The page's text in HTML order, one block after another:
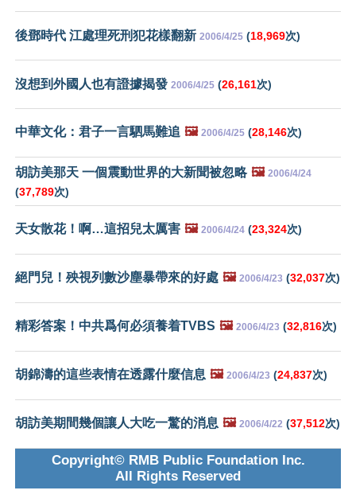
後鄧時代 江處理死刑犯花樣翻新 2006/4/25 (18,969次)
沒想到外國人也有證據揭發 2006/4/25 (26,161次)
中華文化：君子一言駟馬難追 🖼️ 2006/4/25 (28,146次)
胡訪美那天 一個震動世界的大新聞被忽略 🖼️ 2006/4/24
(37,789次)
天女散花！啊…這招兒太厲害 🖼️ 2006/4/24 (23,324次)
絕門兒！殃視列數沙塵暴帶來的好處 🖼️ 2006/4/23 (32,037次)
精彩答案！中共爲何必須養着TVBS 🖼️ 2006/4/23 (32,816次)
胡錦濤的這些表情在透露什麼信息 🖼️ 2006/4/23 (24,837次)
胡訪美期間幾個讓人大吃一驚的消息 🖼️ 2006/4/22 (37,512次)
Copyright© RMB Public Foundation Inc.
All Rights Reserved